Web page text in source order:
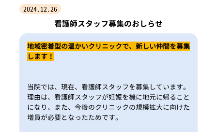
2024.12.26
看護師スタッフ募集のおしらせ
地域密着型の温かいクリニックで、新しい仲間を募集
します！
当院では、現在、看護師スタッフを募集しています。
理由は、看護師スタッフが妊娠を機に地元に帰ること
になり、また、今後のクリニックの規模拡大に向けた
増員が必要となったためです。